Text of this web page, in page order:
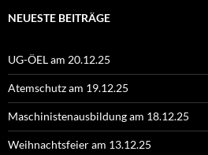
NEUESTE BEITRÄGE
UG-ÖEL am 20.12.25
Atemschutz am 19.12.25
Maschinistenausbildung am 18.12.25
Weihnachtsfeier am 13.12.25